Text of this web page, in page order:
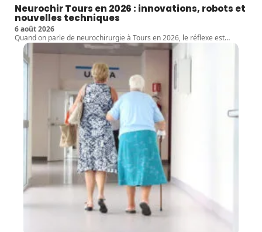
Neurochir Tours en 2026 : innovations, robots et
nouvelles techniques
6 août 2026
Quand on parle de neurochirurgie à Tours en 2026, le réflexe est…